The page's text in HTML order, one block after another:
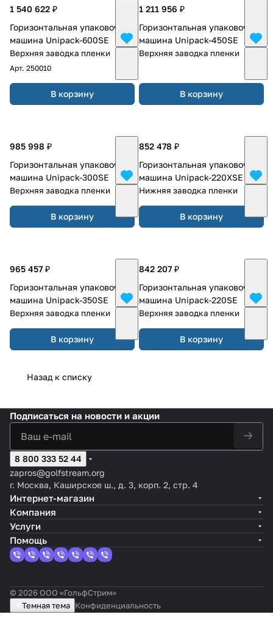
1 540 622 ₽
Горизонтальная упаковочная
машина Unipack-600SE
Верхняя заводка пленки
Арт. 250010
В корзину
1 211 956 ₽
Горизонтальная упаковочная
машина Unipack-450SE
Верхняя заводка пленки
В корзину
985 998 ₽
Горизонтальная упаковочная
машина Unipack-300SE
Верхняя заводка пленки
В корзину
852 478 ₽
Горизонтальная упаковочная
машина Unipack-220XSE
Нижняя заводка пленки
В корзину
965 457 ₽
Горизонтальная упаковочная
машина Unipack-350SE
Верхняя заводка пленки
В корзину
842 207 ₽
Горизонтальная упаковочная
машина Unipack-220SE
Верхняя заводка пленки
В корзину
Назад к списку
Подписаться на новости и акции
8 800 333 52 44
zapros@golfstream.org
г. Москва, Каширское ш., д. 3, корп. 2, стр. 4
Интернет-магазин
Компания
Услуги
Помощь
© 2026 ООО «ГольфСтрим»
Темная тема Конфиденциальность